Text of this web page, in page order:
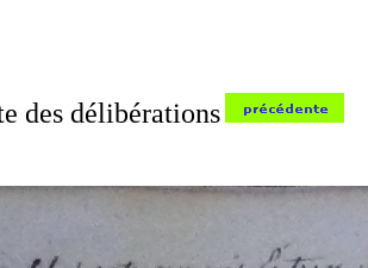
des délibérations